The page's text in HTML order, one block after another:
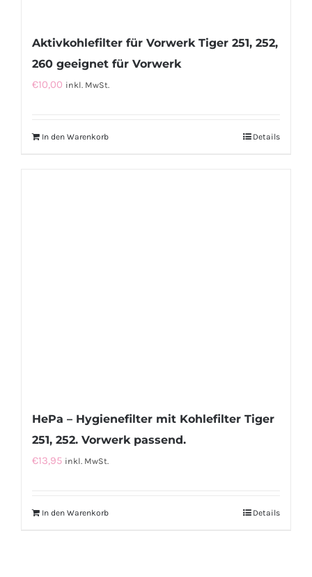
Aktivkohlefilter für Vorwerk Tiger 251, 252,
260 geeignet für Vorwerk
€10,00 inkl. MwSt.
In den Warenkorb Details
HePa – Hygienefilter mit Kohlefilter Tiger
251, 252. Vorwerk passend.
€13,95 inkl. MwSt.
In den Warenkorb Details